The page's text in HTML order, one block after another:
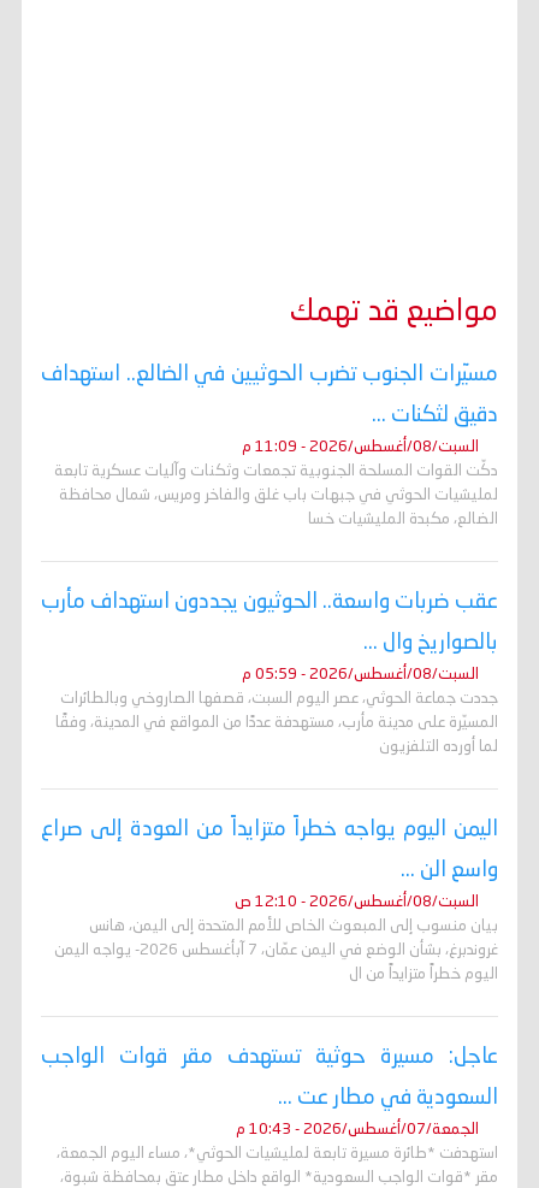
مواضيع قد تهمك
مسيّرات الجنوب تضرب الحوثيين في الضالع.. استهداف
دقيق لثكنات ...
السبت/08/أغسطس/2026 - 11:09 م
دكّت القوات المسلحة الجنوبية تجمعات وثكنات وآليات عسكرية تابعة
لمليشيات الحوثي في جبهات باب غلق والفاخر ومريس، شمال محافظة
الضالع، مكبدة المليشيات خسا
عقب ضربات واسعة.. الحوثيون يجددون استهداف مأرب
بالصواريخ وال ...
السبت/08/أغسطس/2026 - 05:59 م
جددت جماعة الحوثي، عصر اليوم السبت، قصفها الصاروخي وبالطائرات
المسيّرة على مدينة مأرب، مستهدفة عددًا من المواقع في المدينة، وفقًا
لما أورده التلفزيون
اليمن اليوم يواجه خطراً متزايداً من العودة إلى صراع
واسع الن ...
السبت/08/أغسطس/2026 - 12:10 ص
بيان منسوب إلى المبعوث الخاص للأمم المتحدة إلى اليمن، هانس
غروندبرغ، بشأن الوضع في اليمن عمّان، 7 آبأغسطس 2026- يواجه اليمن
اليوم خطراً متزايداً من ال
عاجل: مسيرة حوثية تستهدف مقر قوات الواجب
السعودية في مطار عت ...
الجمعة/07/أغسطس/2026 - 10:43 م
استهدفت *طائرة مسيرة تابعة لمليشيات الحوثي*، مساء اليوم الجمعة،
مقر *قوات الواجب السعودية* الواقع داخل مطار عتق بمحافظة شبوة،